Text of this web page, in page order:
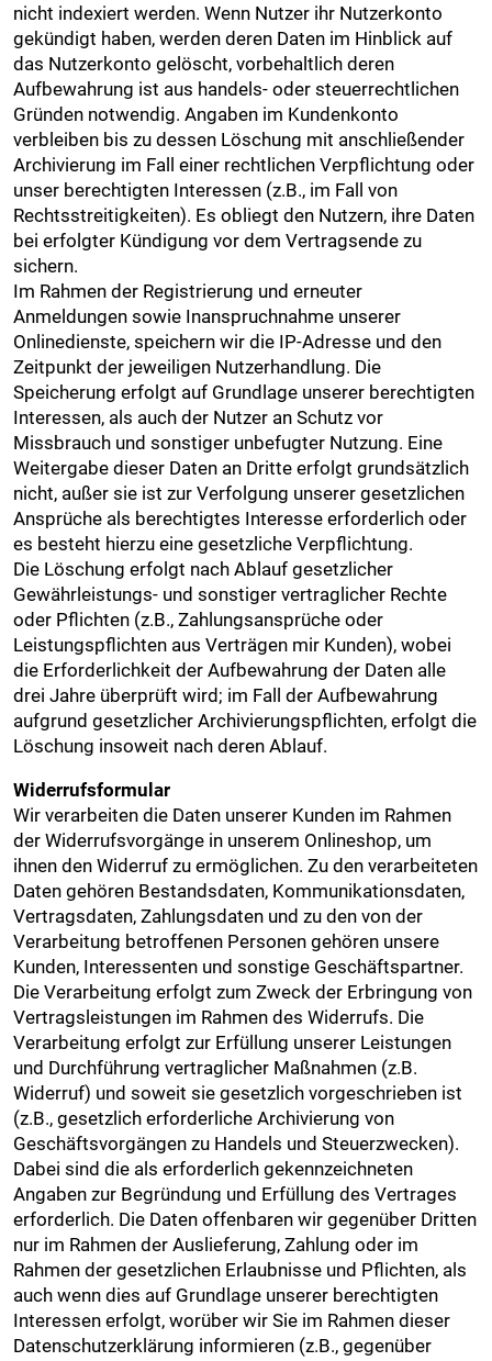
nicht indexiert werden. Wenn Nutzer ihr Nutzerkonto
gekündigt haben, werden deren Daten im Hinblick auf
das Nutzerkonto gelöscht, vorbehaltlich deren
Aufbewahrung ist aus handels- oder steuerrechtlichen
Gründen notwendig. Angaben im Kundenkonto
verbleiben bis zu dessen Löschung mit anschließender
Archivierung im Fall einer rechtlichen Verpflichtung oder
unser berechtigten Interessen (z.B., im Fall von
Rechtsstreitigkeiten). Es obliegt den Nutzern, ihre Daten
bei erfolgter Kündigung vor dem Vertragsende zu
sichern.
Im Rahmen der Registrierung und erneuter
Anmeldungen sowie Inanspruchnahme unserer
Onlinedienste, speichern wir die IP-Adresse und den
Zeitpunkt der jeweiligen Nutzerhandlung. Die
Speicherung erfolgt auf Grundlage unserer berechtigten
Interessen, als auch der Nutzer an Schutz vor
Missbrauch und sonstiger unbefugter Nutzung. Eine
Weitergabe dieser Daten an Dritte erfolgt grundsätzlich
nicht, außer sie ist zur Verfolgung unserer gesetzlichen
Ansprüche als berechtigtes Interesse erforderlich oder
es besteht hierzu eine gesetzliche Verpflichtung.
Die Löschung erfolgt nach Ablauf gesetzlicher
Gewährleistungs- und sonstiger vertraglicher Rechte
oder Pflichten (z.B., Zahlungsansprüche oder
Leistungspflichten aus Verträgen mir Kunden), wobei
die Erforderlichkeit der Aufbewahrung der Daten alle
drei Jahre überprüft wird; im Fall der Aufbewahrung
aufgrund gesetzlicher Archivierungspflichten, erfolgt die
Löschung insoweit nach deren Ablauf.
Widerrufsformular
Wir verarbeiten die Daten unserer Kunden im Rahmen
der Widerrufsvorgänge in unserem Onlineshop, um
ihnen den Widerruf zu ermöglichen. Zu den verarbeiteten
Daten gehören Bestandsdaten, Kommunikationsdaten,
Vertragsdaten, Zahlungsdaten und zu den von der
Verarbeitung betroffenen Personen gehören unsere
Kunden, Interessenten und sonstige Geschäftspartner.
Die Verarbeitung erfolgt zum Zweck der Erbringung von
Vertragsleistungen im Rahmen des Widerrufs. Die
Verarbeitung erfolgt zur Erfüllung unserer Leistungen
und Durchführung vertraglicher Maßnahmen (z.B.
Widerruf) und soweit sie gesetzlich vorgeschrieben ist
(z.B., gesetzlich erforderliche Archivierung von
Geschäftsvorgängen zu Handels und Steuerzwecken).
Dabei sind die als erforderlich gekennzeichneten
Angaben zur Begründung und Erfüllung des Vertrages
erforderlich. Die Daten offenbaren wir gegenüber Dritten
nur im Rahmen der Auslieferung, Zahlung oder im
Rahmen der gesetzlichen Erlaubnisse und Pflichten, als
auch wenn dies auf Grundlage unserer berechtigten
Interessen erfolgt, worüber wir Sie im Rahmen dieser
Datenschutzerklärung informieren (z.B., gegenüber